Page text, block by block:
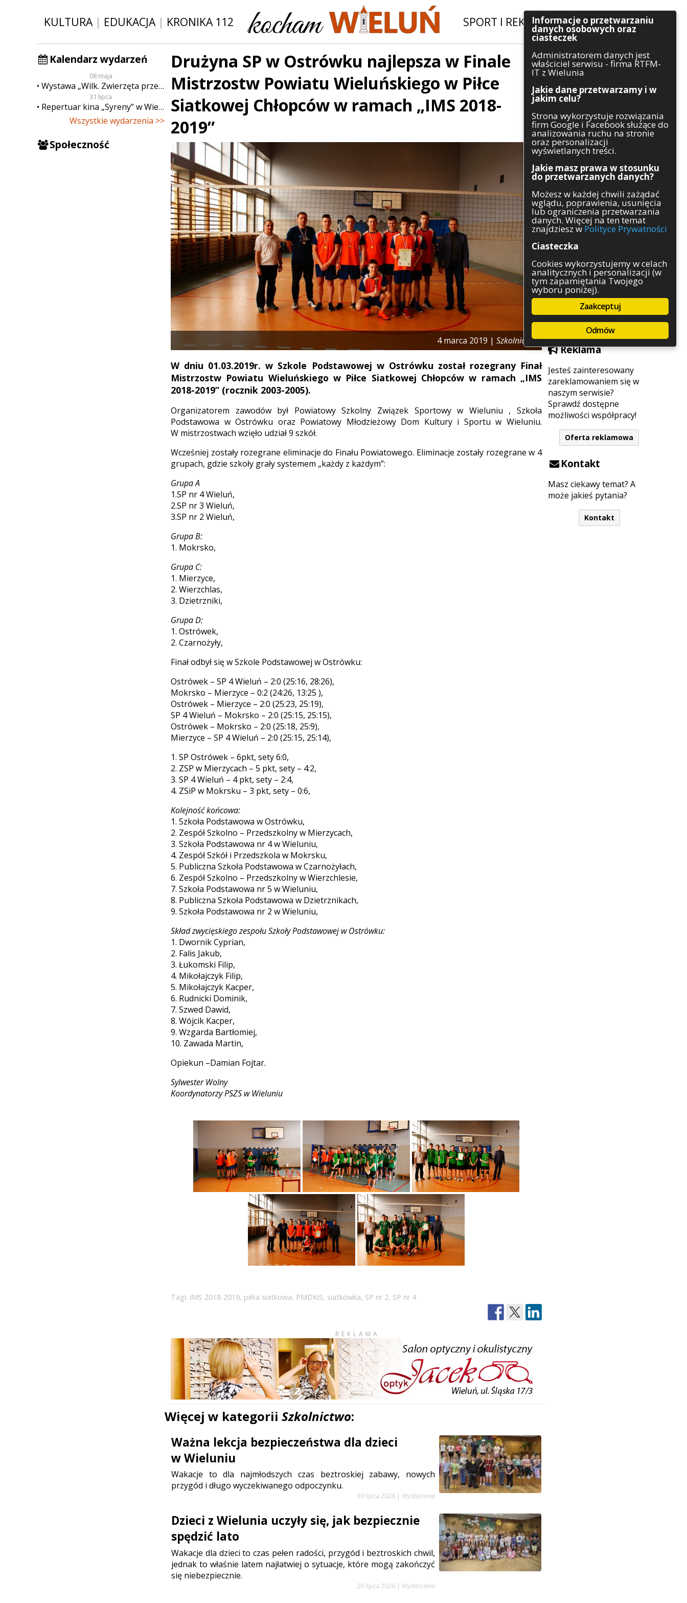
KULTURA| EDUKACJA| KRONIKA 112 SPORT I REKREACJA|INWESTYCJE
Kalendarz wydarzeń
08 maja
Wystawa „Wilk. Zwierzęta przeklęte”
31 lipca
Repertuar kina „Syreny” w Wieluniu w dn. od 31 lipca do 6 sierpnia
Wszystkie wydarzenia >>
Społeczność
Szukaj
Kategorie
Architektura
Gospodarka
Handel
Komunikaty
Kultura
Polityka
Pozostałe
Psychologia
Rolnictwo
Służby
Sport
Środowisko
Szkolnictwo
Wydarzenia
Zapowiedzi
Zdrowie
Reklama
Jesteś zainteresowany
zareklamowaniem się w
naszym serwisie?
Sprawdź dostępne
możliwości współpracy!
Oferta reklamowa
Kontakt
Masz ciekawy temat? A
może jakieś pytania?
Kontakt
Drużyna SP w Ostrówku najlepsza w Finale
Mistrzostw Powiatu Wieluńskiego w Piłce
Siatkowej Chłopców w ramach „IMS 2018-
2019”
4 marca 2019 |Szkolnictwo
W dniu 01.03.2019r. w Szkole Podstawowej w Ostrówku został rozegrany Finał
Mistrzostw Powiatu Wieluńskiego w Piłce Siatkowej Chłopców w ramach „IMS
2018-2019” (rocznik 2003-2005).
Organizatorem zawodów był Powiatowy Szkolny Związek Sportowy w Wieluniu , Szkoła
Podstawowa w Ostrówku oraz Powiatowy Młodzieżowy Dom Kultury i Sportu w Wieluniu.
W mistrzostwach wzięło udział 9 szkół.
Wcześniej zostały rozegrane eliminacje do Finału Powiatowego. Eliminacje zostały rozegrane w 4
grupach, gdzie szkoły grały systemem „każdy z każdym”:
Grupa A
1.SP nr 4 Wieluń,
2.SP nr 3 Wieluń,
3.SP nr 2 Wieluń,
Grupa B:
1. Mokrsko,
Grupa C:
1. Mierzyce,
2. Wierzchlas,
3. Dzietrzniki,
Grupa D:
1. Ostrówek,
2. Czarnożyły,
Finał odbył się w Szkole Podstawowej w Ostrówku:
Ostrówek – SP 4 Wieluń – 2:0 (25:16, 28:26),
Mokrsko – Mierzyce – 0:2 (24:26, 13:25 ),
Ostrówek – Mierzyce – 2:0 (25:23, 25:19),
SP 4 Wieluń – Mokrsko – 2:0 (25:15, 25:15),
Ostrówek – Mokrsko – 2:0 (25:18, 25:9),
Mierzyce – SP 4 Wieluń – 2:0 (25:15, 25:14),
1. SP Ostrówek – 6pkt, sety 6:0,
2. ZSP w Mierzycach – 5 pkt, sety – 4:2,
3. SP 4 Wieluń – 4 pkt, sety – 2:4,
4. ZSiP w Mokrsku – 3 pkt, sety – 0:6,
Kolejność końcowa:
1. Szkoła Podstawowa w Ostrówku,
2. Zespół Szkolno – Przedszkolny w Mierzycach,
3. Szkoła Podstawowa nr 4 w Wieluniu,
4. Zespół Szkół i Przedszkola w Mokrsku,
5. Publiczna Szkoła Podstawowa w Czarnożyłach,
6. Zespół Szkolno – Przedszkolny w Wierzchlesie,
7. Szkoła Podstawowa nr 5 w Wieluniu,
8. Publiczna Szkoła Podstawowa w Dzietrznikach,
9. Szkoła Podstawowa nr 2 w Wieluniu,
Skład zwycięskiego zespołu Szkoły Podstawowej w Ostrówku:
1. Dwornik Cyprian,
2. Falis Jakub,
3. Łukomski Filip,
4. Mikołajczyk Filip,
5. Mikołajczyk Kacper,
6. Rudnicki Dominik,
7. Szwed Dawid,
8. Wójcik Kacper,
9. Wzgarda Bartłomiej,
10. Zawada Martin,
Opiekun –Damian Fojtar.
Sylwester Wolny
Koordynatorzy PSZS w Wieluniu
Tagi: IMS 2018-2019, piłka siatkowa, PMDKiS, siatkówka, SP nr 2, SP nr 4
REKLAMA
Więcej w kategorii Szkolnictwo:
Ważna lekcja bezpieczeństwa dla dzieci
w Wieluniu
Wakacje to dla najmłodszych czas beztroskiej zabawy, nowych
przygód i długo wyczekiwanego odpoczynku.
30 lipca 2026 | Wydarzenia
Dzieci z Wielunia uczyły się, jak bezpiecznie
spędzić lato
Wakacje dla dzieci to czas pełen radości, przygód i beztroskich chwil,
jednak to właśnie latem najłatwiej o sytuacje, które mogą zakończyć
się niebezpiecznie.
20 lipca 2026 | Wydarzenia
Informacje o przetwarzaniu
danych osobowych oraz
ciasteczek
Administratorem danych jest
właściciel serwisu - firma RTFM-
IT z Wielunia
Jakie dane przetwarzamy i w
jakim celu?
Strona wykorzystuje rozwiązania
firm Google i Facebook służące do
analizowania ruchu na stronie
oraz personalizacji
wyświetlanych treści.
Jakie masz prawa w stosunku
do przetwarzanych danych?
Możesz w każdej chwili zażądać
wglądu, poprawienia, usunięcia
lub ograniczenia przetwarzania
danych. Więcej na ten temat
znajdziesz w Polityce Prywatności
Ciasteczka
Cookies wykorzystujemy w celach
analitycznych i personalizacji (w
tym zapamiętania Twojego
wyboru poniżej).
Zaakceptuj
Odmów